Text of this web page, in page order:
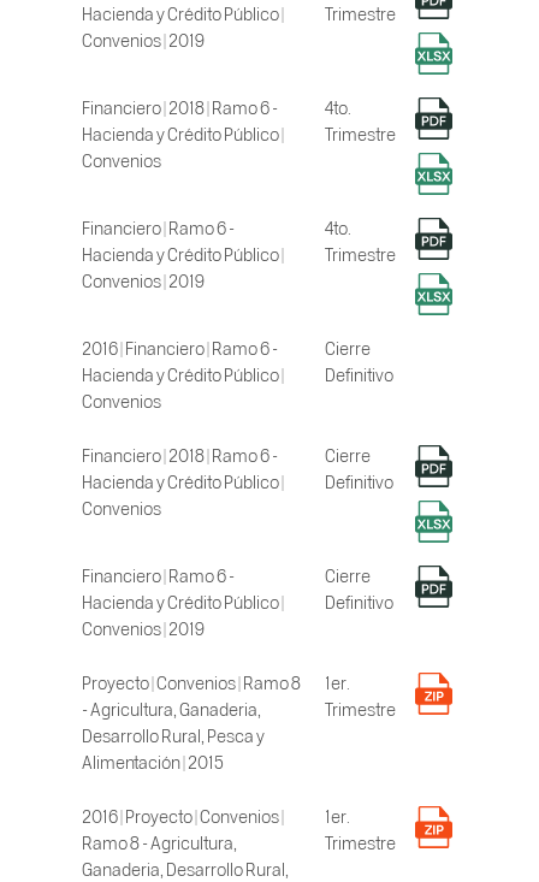
Hacienda y Crédito Público |
Convenios | 2019
Trimestre
Financiero | 2018 | Ramo 6 -
Hacienda y Crédito Público |
Convenios
4to.
Trimestre
Financiero | Ramo 6 -
Hacienda y Crédito Público |
Convenios | 2019
4to.
Trimestre
2016 | Financiero | Ramo 6 -
Hacienda y Crédito Público |
Convenios
Cierre
Definitivo
Financiero | 2018 | Ramo 6 -
Hacienda y Crédito Público |
Convenios
Cierre
Definitivo
Financiero | Ramo 6 -
Hacienda y Crédito Público |
Convenios | 2019
Cierre
Definitivo
Proyecto | Convenios | Ramo 8
- Agricultura, Ganaderia,
Desarrollo Rural, Pesca y
Alimentación | 2015
1er.
Trimestre
2016 | Proyecto | Convenios |
Ramo 8 - Agricultura,
Ganaderia, Desarrollo Rural,
1er.
Trimestre